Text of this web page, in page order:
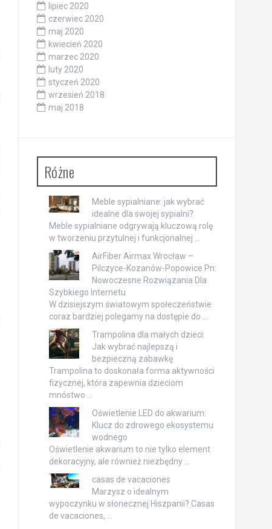
lipiec 2020
czerwiec 2020
maj 2020
kwiecień 2020
marzec 2020
luty 2020
styczeń 2020
wrzesień 2018
maj 2018
Różne
Meble sypialniane: jak wybrać
idealne dla swojej sypialni?
Meble sypialniane odgrywają kluczową rolę
w tworzeniu przytulnej i funkcjonalnej …
AirFiber Airmax Wrocław –
Pilczyce-Kozanów-Popowice Pn:
Nowoczesne Rozwiązania Dla
Szybkiego Internetu
W dzisiejszym światowym społeczeństwie
coraz bardziej polegamy na dostępie do …
Trampolina dla małych dzieci:
Jak wybrać najlepszą i
bezpieczną zabawkę
Trampolina to doskonała forma aktywności
fizycznej, która zapewnia dzieciom
mnóstwo …
Oświetlenie LED do akwarium:
Klucz do zdrowego ekosystemu
wodnego
Oświetlenie akwarium to nie tylko element
dekoracyjny, ale również niezbędny …
casas de vacaciones
Marzysz o idealnym
wypoczynku w słonecznej Hiszpanii? Casas
de vacaciones, …